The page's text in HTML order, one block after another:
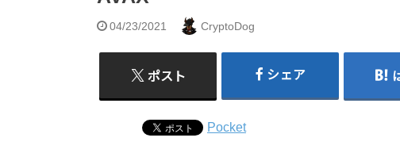
04/23/2021 CryptoDog
ポスト シェア
Pocket